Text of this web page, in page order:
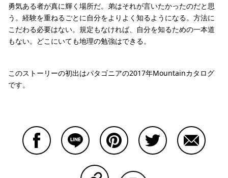
勇気ある者が真に輝く場所だ。弟はそれが言いたかったのだと思
う。経験を重ねるごとに自分をよりよく知るようになる。方法に
こだわる必要はない。規定もなければ、自分を知るための一本道
もない。どこにいても地理の勉強はできる。
このストーリーの初出はパタゴニアの2017年Mountainカタログ
です。